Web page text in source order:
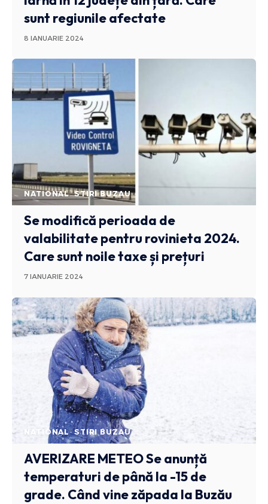
sunt regiunile afectate
8 IANUARIE 2024
NATIONAL STIRI BUZAU
Se modifică perioada de
valabilitate pentru rovinieta 2024.
Care sunt noile taxe și prețuri
7 IANUARIE 2024
NATIONAL STIRI BUZAU
AVERIZARE METEOSe anunță
temperaturi de până la -15 de
grade. Când vine zăpada la Buzău